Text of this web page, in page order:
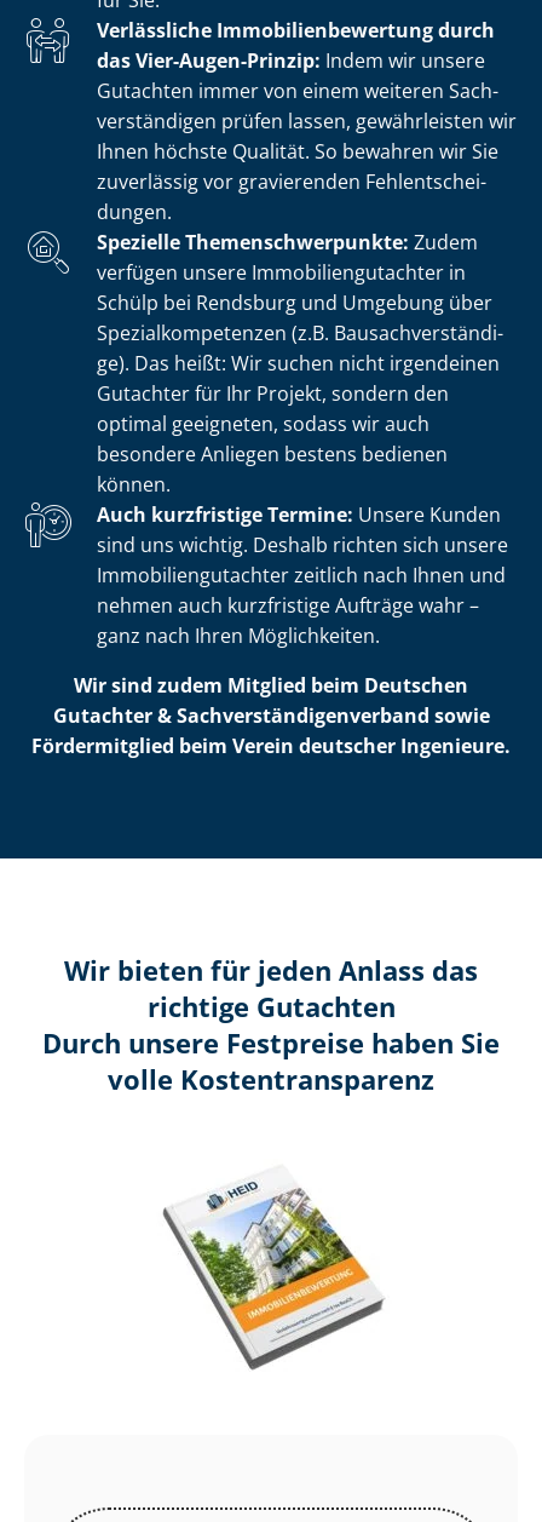
Verlässliche Im­mo­bi­li­en­be­wer­tung durch
das Vier-Augen-Prinzip: Indem wir unsere
Gutachten immer von einem weiteren Sach­
ver­stän­di­gen prüfen lassen, gewährleisten wir
Ihnen höchste Qualität. So bewahren wir Sie
zuverlässig vor gravierenden Fehl­ent­schei­
dun­gen.
Spezielle The­men­schwer­punk­te: Zudem
verfügen unsere Im­mo­bi­li­en­gut­ach­ter in
Schülp bei Rendsburg und Umgebung über
Spe­zi­al­kom­pe­ten­zen (z.B. Bau­sach­ver­stän­di­
ge). Das heißt: Wir suchen nicht irgendeinen
Gutachter für Ihr Projekt, sondern den
optimal geeigneten, sodass wir auch
besondere Anliegen bestens bedienen
können.
Auch kurzfristige Termine: Unsere Kunden
sind uns wichtig. Deshalb richten sich unsere
Im­mo­bi­li­en­gut­ach­ter zeitlich nach Ihnen und
nehmen auch kurzfristige Aufträge wahr –
ganz nach Ihren Möglichkeiten.
Wir sind zudem Mitglied beim Deutschen
Gutachter & Sach­ver­stän­di­gen­ver­band sowie
Fördermitglied beim Verein deutscher Ingenieure.
Wir bieten für jeden Anlass das
richtige Gutachten
Durch unsere Festpreise haben Sie
volle Kosten­transparenz